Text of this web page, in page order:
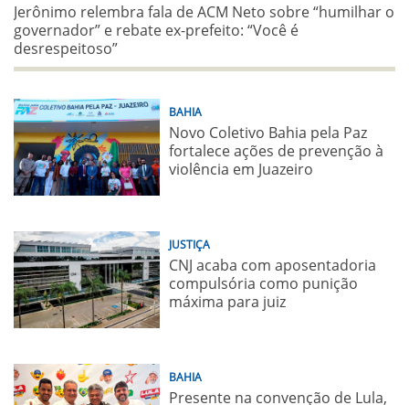
Jerônimo relembra fala de ACM Neto sobre “humilhar o
governador” e rebate ex-prefeito: “Você é
desrespeitoso”
BAHIA
Novo Coletivo Bahia pela Paz
fortalece ações de prevenção à
violência em Juazeiro
JUSTIÇA
CNJ acaba com aposentadoria
compulsória como punição
máxima para juiz
BAHIA
Presente na convenção de Lula,